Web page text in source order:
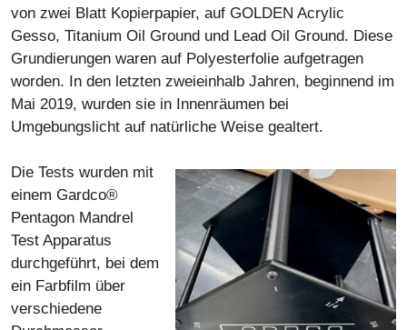
von zwei Blatt Kopierpapier, auf GOLDEN Acrylic
Gesso, Titanium Oil Ground und Lead Oil Ground. Diese
Grundierungen waren auf Polyesterfolie aufgetragen
worden. In den letzten zweieinhalb Jahren, beginnend im
Mai 2019, wurden sie in Innenräumen bei
Umgebungslicht auf natürliche Weise gealtert.
Die Tests wurden mit
einem Gardco®
Pentagon Mandrel
Test Apparatus
durchgeführt, bei dem
ein Farbfilm über
verschiedene